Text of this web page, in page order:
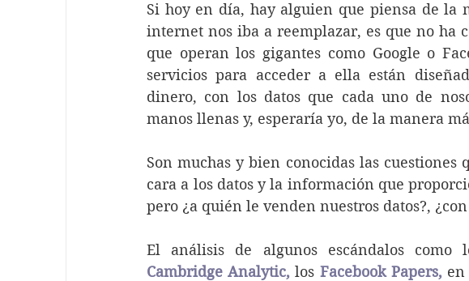
Si hoy en día, hay alguien que piensa de la
internet nos iba a reemplazar, es que no ha
que operan los gigantes como Google o
servicios para acceder a ella están
dinero, con los datos que cada uno de
manos llenas y, esperaría yo, de la manera
Son muchas y bien conocidas las
cara a los datos y la información que
pero ¿a quién le venden nuestros datos?,
El análisis de algunos escándalos como
Cambridge Analytic, los Facebook Papers, en